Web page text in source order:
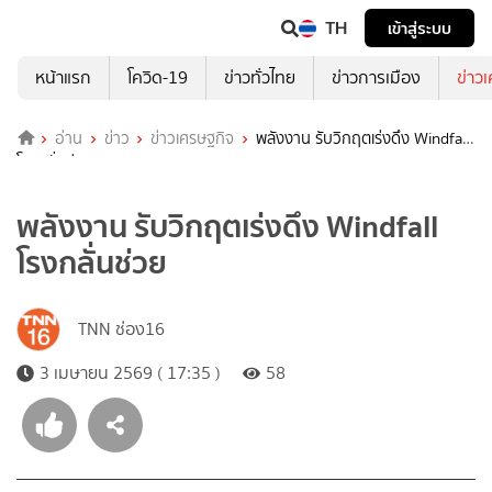
TH
เข้าสู่ระบบ
หน้าแรก
โควิด-19 ข่าวทั่วไทย ข่าวการเมือง ข่าว
อ่าน ข่าว ข่าวเศรษฐกิจ
พลังงาน รับวิกฤตเร่งดึง Windfall
โรงกลั่นช่วย
พลังงาน รับวิกฤตเร่งดึง Windfall
โรงกลั่นช่วย
TNN ช่อง16
3 เมษายน 2569 ( 17:35 )
58